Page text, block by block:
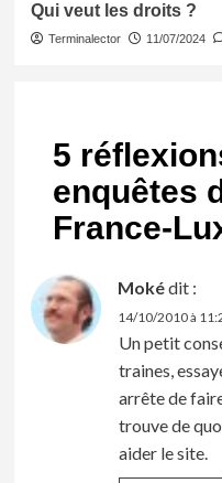
Qui veut les droits ?
Terminalector 11/07/2024
5
enquêtes
France-
Mokédit :
14/10/2010 à
Un petit
traines,
arrête de
trouve de
aider le site.